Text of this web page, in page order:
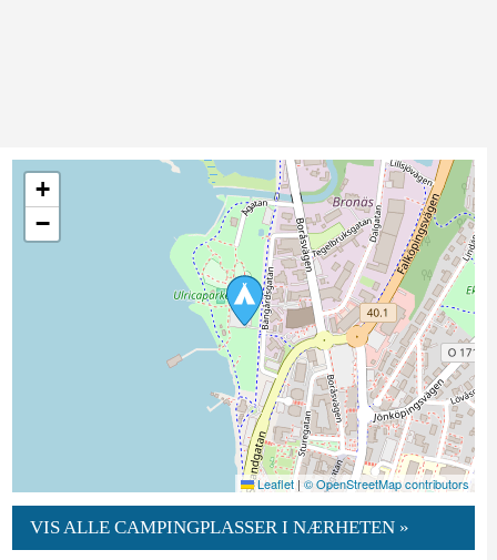
+
−
Leaflet | © OpenStreetMap contributors
VIS ALLE CAMPINGPLASSER I NÆRHETEN »